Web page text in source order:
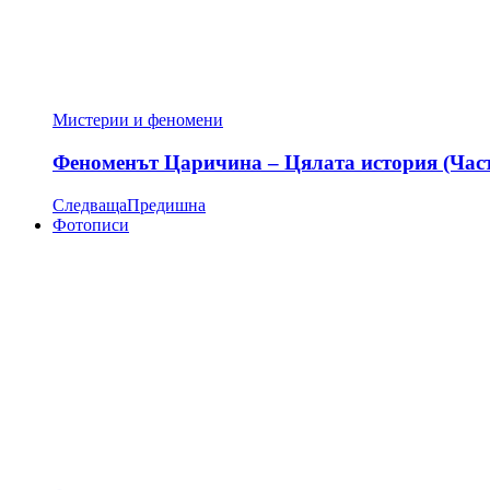
Мистерии и феномени
Феноменът Царичина – Цялата история
СледващаПредишна
Фотописи